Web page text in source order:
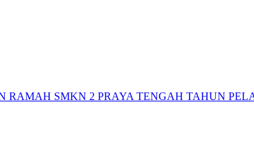
SMKN 2 PRAYA TENGAH TAHUN